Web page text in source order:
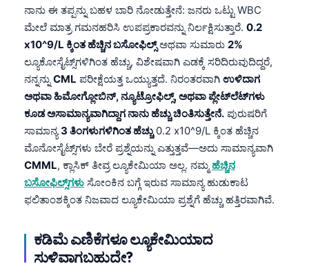
ನಾನು ಈ ತಪ್ಪನ್ನು ಬಹಳ ಬಾರಿ ನೋಡುತ್ತೇನೆ: ಜನರು ಒಟ್ಟು WBC
ಮೇಲೆ ಮಾತ್ರ ಗಮನಹರಿಸಿ ಉಪಪ್ರಕಾರವನ್ನು ನಿರ್ಲಕ್ಷಿಸುತ್ತಾರೆ. 0.2
x10^9/L ಕ್ಕಿಂತ ಹೆಚ್ಚಿನ ಬಸೋಫಿಲ್ಸ್ಅಥವಾ ಸುಮಾರು 2%
ಲ್ಯೂಕೋಸೈಟ್ಸ್‌ಗಳಿಗಿಂತ ಹೆಚ್ಚು, ವಿಶೇಷವಾಗಿ ಎಡಕ್ಕೆ ಸರಿದಿರುವುದಿದ್ದರೆ,
ನನ್ನನ್ನುCML ಪರೀಕ್ಷೆಯತ್ತ ಒಯ್ಯುತ್ತದೆ. ನಿರಂತರವಾಗಿ ಉಳಿದಾಗ
ಅಥವಾ ಹಿಮೋಗ್ಲೋಬಿನ್, ನ್ಯೂಟ್ರೋಫಿಲ್ಸ್, ಅಥವಾ ಪ್ಲೇಟ್‌ಲೆಟ್‌ಗಳು
ಕೂಡ ಅಸಾಮಾನ್ಯವಾಗಿದ್ದಾಗ ನಾನು ಹೆಚ್ಚು ಚಿಂತಿಸುತ್ತೇನೆ. ಪುರುಷರಿಗೆ
ಸಾಮಾನ್ಯ3 ತಿಂಗಳುಗಳಿಗಿಂತ ಹೆಚ್ಚು0.2 x10^9/L ಕ್ಕಿಂತ ಹೆಚ್ಚಿನ
ಮೊನೋಸೈಟ್ಸ್‌ಗಳು ಬೇರೆ ಪ್ರಶ್ನೆಯನ್ನು ಎತ್ತುತ್ತವೆ—ಅದು ಸಾಮಾನ್ಯವಾಗಿ
CMML, ಕ್ಲಾಸಿಕ್ ತೀವ್ರ ಲ್ಯೂಕೇಮಿಯಾ ಅಲ್ಲ. ನಮ್ಮಹೆಚ್ಚಿನ
ಬಸೋಫಿಲ್ಸ್‌ಗಳು ಸೋಂಕಿನ ಬಗ್ಗೆ ಇರುವ ಸಾಮಾನ್ಯ ಹುಡುಕಾಟ
ಫಲಿತಾಂಶಕ್ಕಿಂತ ನಿಜವಾದ ಲ್ಯೂಕೇಮಿಯಾ ಪ್ರಶ್ನೆಗೆ ಹೆಚ್ಚು ಹತ್ತಿರವಾಗಿವೆ.
ಕಡಿಮೆ ಎಣಿಕೆಗಳೂ ಲ್ಯೂಕೇಮಿಯಾದ
ಸುಳಿವಾಗಬಹುದೇ?